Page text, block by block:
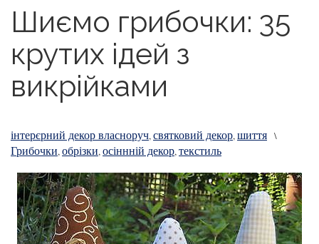
Шиємо грибочки: 35
крутих ідей з
викрійками
інтерєрний декор власноруч,святковий декор,шиття \
Грибочки,обрізки,осіннній декор,текстиль